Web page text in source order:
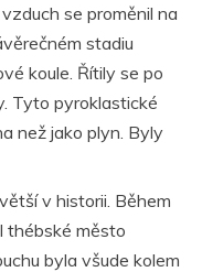
se proměnil na
stadiu
koule. Řítily se po
Tyto pyroklastické
než jako plyn. Byly
v historii. Během
thébské město
byla všude kolem